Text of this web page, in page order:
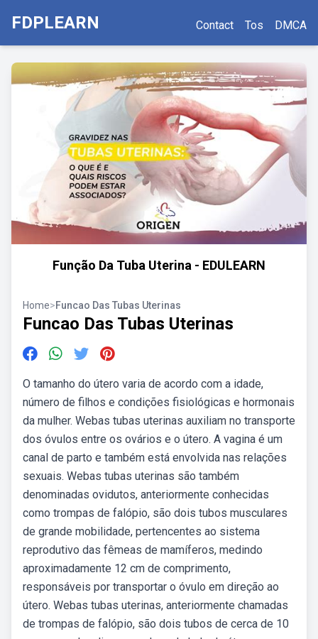
FDPLEARN Contact Tos DMCA
Função Da Tuba Uterina - EDULEARN
Home>Funcao Das Tubas Uterinas
Funcao Das Tubas Uterinas
O tamanho do útero varia de acordo com a idade,
número de filhos e condições fisiológicas e hormonais
da mulher. Webas tubas uterinas auxiliam no transporte
dos óvulos entre os ovários e o útero. A vagina é um
canal de parto e também está envolvida nas relações
sexuais. Webas tubas uterinas são também
denominadas ovidutos, anteriormente conhecidas
como trompas de falópio, são dois tubos musculares
de grande mobilidade, pertencentes ao sistema
reprodutivo das fêmeas de mamíferos, medindo
aproximadamente 12 cm de comprimento,
responsáveis por transportar o óvulo em direção ao
útero. Webas tubas uterinas, anteriormente chamadas
de trompas de falópio, são dois tubos de cerca de 10